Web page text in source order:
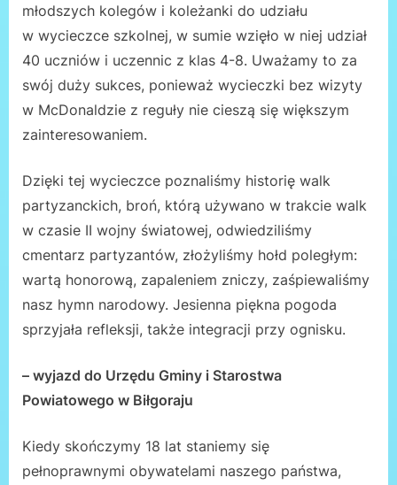
młodszych kolegów i koleżanki do udziału
w wycieczce szkolnej, w sumie wzięło w niej udział
40 uczniów i uczennic z klas 4-8. Uważamy to za
swój duży sukces, ponieważ wycieczki bez wizyty
w McDonaldzie z reguły nie cieszą się większym
zainteresowaniem.
Dzięki tej wycieczce poznaliśmy historię walk
partyzanckich, broń, którą używano w trakcie walk
w czasie II wojny światowej, odwiedziliśmy
cmentarz partyzantów, złożyliśmy hołd poległym:
wartą honorową, zapaleniem zniczy, zaśpiewaliśmy
nasz hymn narodowy. Jesienna piękna pogoda
sprzyjała refleksji, także integracji przy ognisku.
– wyjazd do Urzędu Gminy i Starostwa
Powiatowego w Biłgoraju
Kiedy skończymy 18 lat staniemy się
pełnoprawnymi obywatelami naszego państwa,